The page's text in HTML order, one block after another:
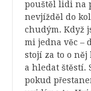
pouštěl lidi na
nevjížděl do
chudým. Když
mi jedna věc –
stojí za to o něj
a hledat štěstí.
pokud